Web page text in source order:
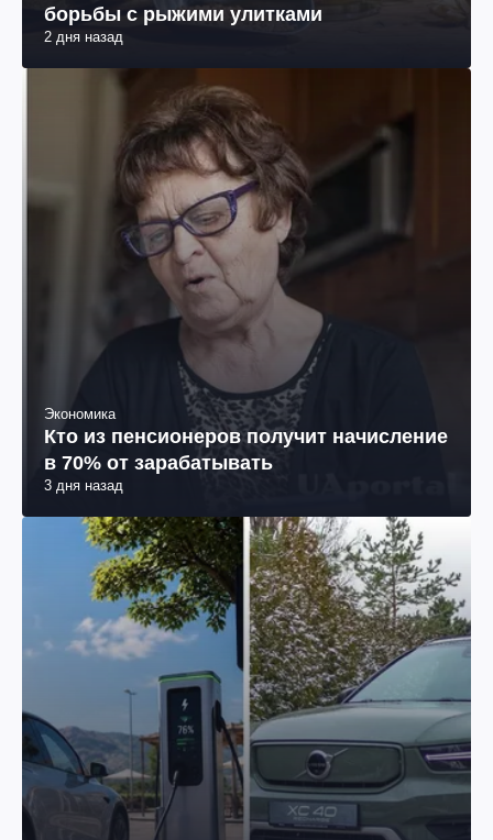
борьбы с рыжими улитками
2 дня назад
Экономика
Кто из пенсионеров получит начисление
в 70% от зарабатывать
3 дня назад